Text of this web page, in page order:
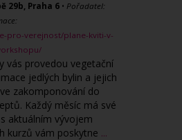
29b, Praha 6 • Pořadatel:
pro-verejnost/plane-kviti-v-
vás provedou vegetační
jedlých bylin a jejich
zakomponování do
Každý měsíc má své
aktuálním vývojem
kurzů vám poskytne ...